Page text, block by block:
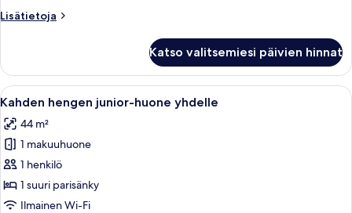
makuuhuone
Lisätietoja
Lisätietoja
junior-
huone,
1
Katso valitsemiesi päivien hinnat
Avaa
kaikki
huonetyypin
Kahden
hengen
junior-
huone
Ylelliset vuodevaatteet, minibaari,
6
Kahden hengen junior-huone yhdelle
44 m²
1 makuuhuone
1 henkilö
1 suuri parisänky
Ilmainen Wi-Fi